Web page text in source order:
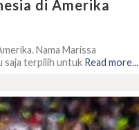
di Amerika
Nama Marissa
saja terpilih untuk Read more...